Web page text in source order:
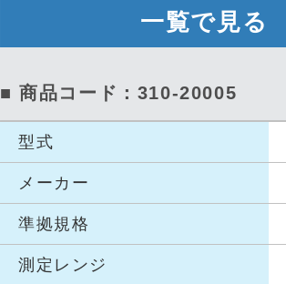
一覧で見る
■ 商品コード：310-20005
型式
メーカー
準拠規格
測定レンジ